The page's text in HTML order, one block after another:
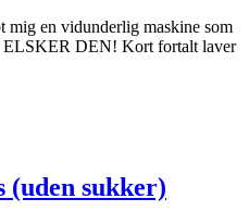
mig en vidunderlig maskine som
ELSKER DEN! Kort fortalt laver
(uden sukker)